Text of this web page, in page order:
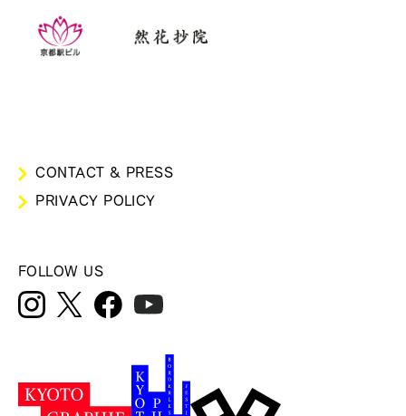
CONTACT & PRESS
PRIVACY POLICY
FOLLOW US